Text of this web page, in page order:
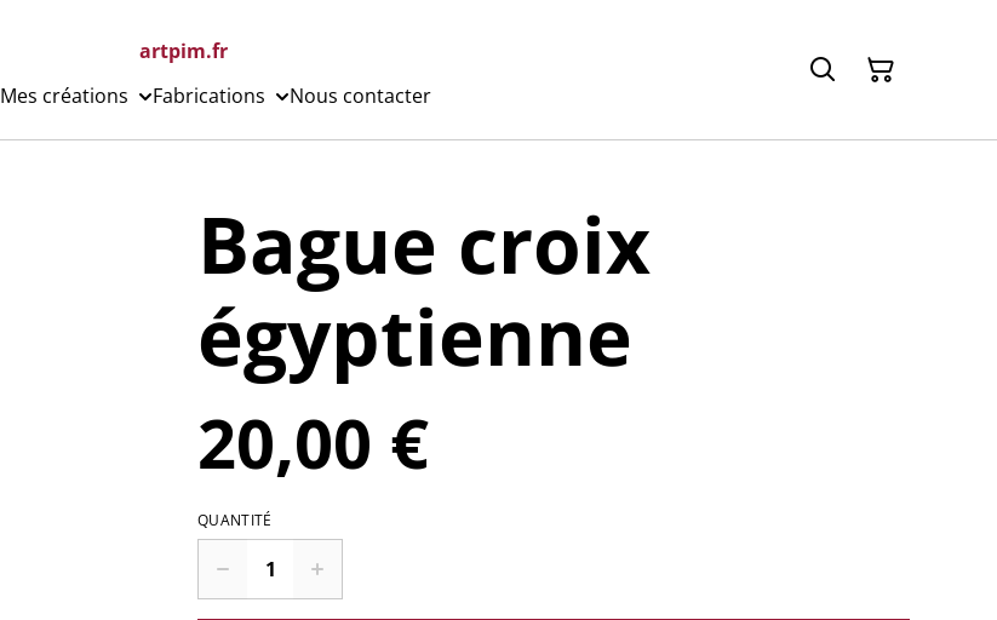
artpim.fr
Mes créations Fabrications Nous contacter
Bague croix
égyptienne
20,00 €
QUANTITÉ